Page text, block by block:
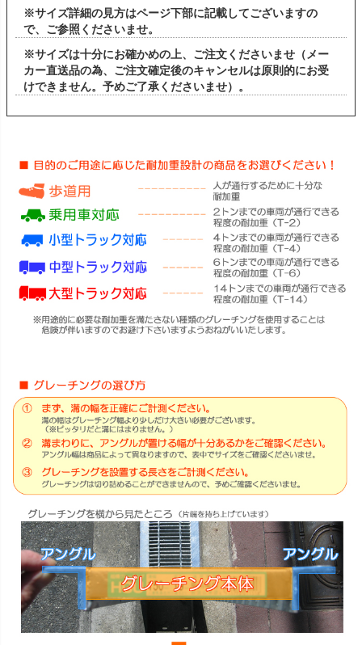
※サイズ詳細の見方はページ下部に記載してございますの
で、ご参照くださいませ。
※サイズは十分にお確かめの上、ご注文くださいませ（メー
カー直送品の為、ご注文確定後のキャンセルは原則的にお受
けできません。予めご了承くださいませ）。